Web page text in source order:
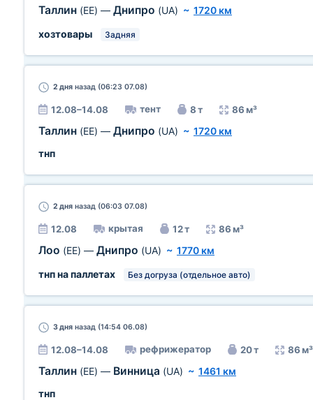
Таллин (EE) — Днипро (UA) ~ 1720 км
хозтовары
Задняя
2 дня назад (06:23 07.08)
12.08–14.08 тент 8 т 86 м³
Таллин (EE) — Днипро (UA) ~ 1720 км
тнп
2 дня назад (06:03 07.08)
12.08 крытая 12 т 86 м³
Лоо (EE) — Днипро (UA) ~ 1770 км
тнп на паллетах
Без догруза (отдельное авто)
3 дня назад (14:54 06.08)
12.08–14.08 рефрижератор 20 т 86 м³
Таллин (EE) — Винница (UA) ~ 1461 км
тнп